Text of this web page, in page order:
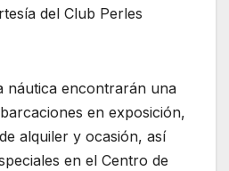
del Club Perles
náutica encontrarán una
en exposición,
alquiler y ocasión, así
en el Centro de